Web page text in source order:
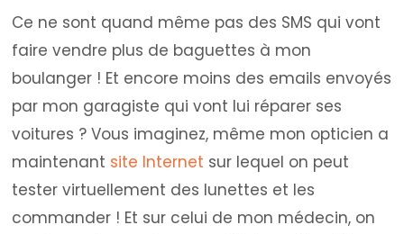
Ce ne sont quand même pas des SMS qui vont
faire vendre plus de baguettes à mon
boulanger ! Et encore moins des emails envoyés
par mon garagiste qui vont lui réparer ses
voitures ? Vous imaginez, même mon opticien a
maintenant site Internet sur lequel on peut
tester virtuellement des lunettes et les
commander ! Et sur celui de mon médecin, on